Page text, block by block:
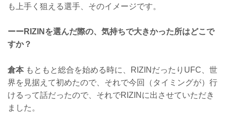
も上手く狙える選手、そのイメージです。
ーーRIZINを選んだ際の、気持ちで大きかった所はどこで
すか？
倉本もともと総合を始める時に、RIZINだったりUFC、世
界を見据えて初めたので、それで今回（タイミングが）行
けるって話だったので、それでRIZINに出させていただき
ました。